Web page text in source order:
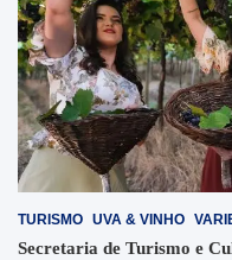
TURISMO UVA & VINHO
Secretaria de Turismo e